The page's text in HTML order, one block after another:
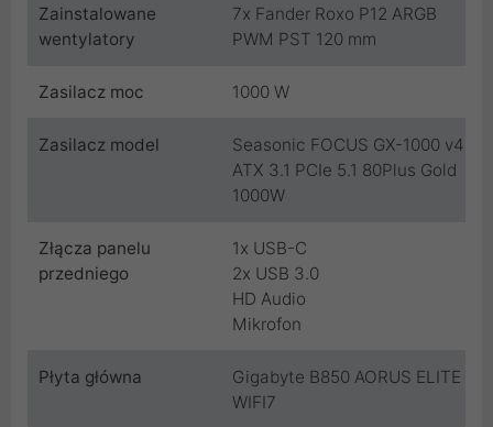
Zainstalowane
wentylatory
7x Fander Roxo P12 ARGB
PWM PST 120 mm
Zasilacz moc 1000 W
Zasilacz model
Seasonic FOCUS GX-1000 v4
ATX 3.1 PCIe 5.1 80Plus Gold
1000W
Złącza panelu
przedniego
1x USB-C
2x USB 3.0
HD Audio
Mikrofon
Płyta główna
Gigabyte B850 AORUS ELITE
WIFI7